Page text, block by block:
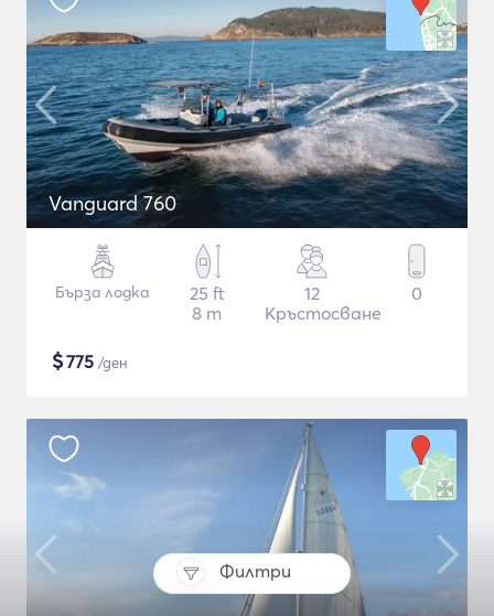
Филтри
Vanguard 760
Бърза лодка
25 ft
8 m
12
Кръстосване
0
$775 /ден